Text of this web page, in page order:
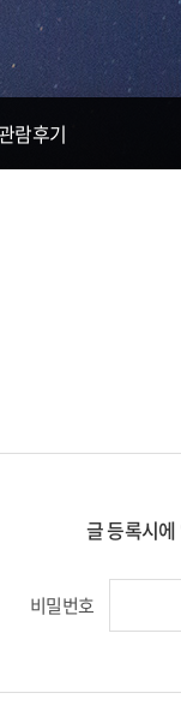
람후기
글 등록시
비밀번호